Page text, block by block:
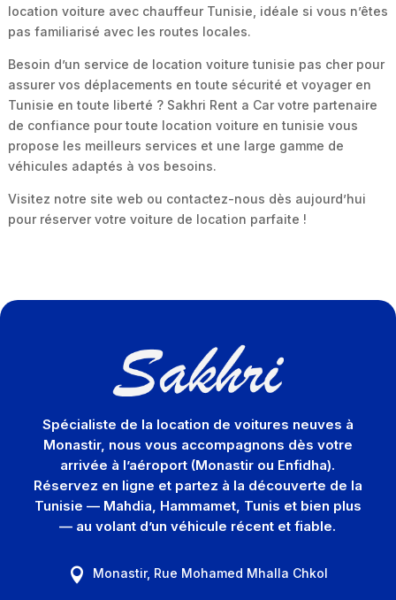
location voiture avec chauffeur Tunisie, idéale si vous n’êtes
pas familiarisé avec les routes locales.
Besoin d’un service de location voiture tunisie pas cher pour
assurer vos déplacements en toute sécurité et voyager en
Tunisie en toute liberté ? Sakhri Rent a Car votre partenaire
de confiance pour toute location voiture en tunisie vous
propose les meilleurs services et une large gamme de
véhicules adaptés à vos besoins.
Visitez notre site web ou contactez-nous dès aujourd’hui
pour réserver votre voiture de location parfaite !
Spécialiste de la location de voitures neuves à
Monastir, nous vous accompagnons dès votre
arrivée à l’aéroport (Monastir ou Enfidha).
Réservez en ligne et partez à la découverte de la
Tunisie — Mahdia, Hammamet, Tunis et bien plus
— au volant d’un véhicule récent et fiable.
 Monastir, Rue Mohamed Mhalla Chkol